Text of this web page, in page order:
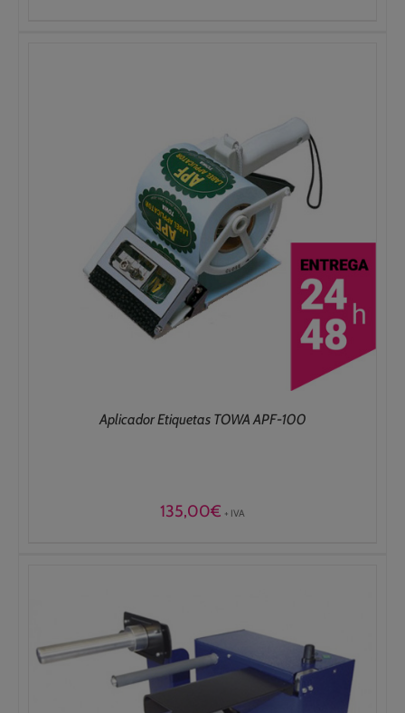
Aplicador Etiquetas TOWA APF-100
135,00€ + IVA